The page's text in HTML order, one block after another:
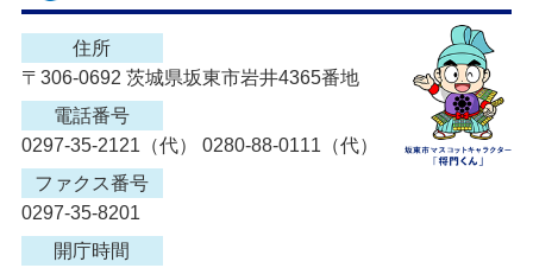
住所
〒306-0692 茨城県坂東市岩井4365番地
電話番号
0297-35-2121（代） 0280-88-0111（代）
ファクス番号
0297-35-8201
開庁時間